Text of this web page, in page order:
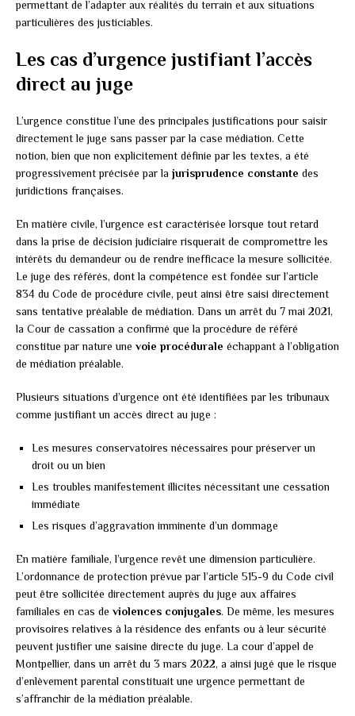
permettant de l’adapter aux réalités du terrain et aux situations
particulières des justiciables.
Les cas d’urgence justifiant l’accès
direct au juge
L’urgence constitue l’une des principales justifications pour saisir
directement le juge sans passer par la case médiation. Cette
notion, bien que non explicitement définie par les textes, a été
progressivement précisée par la jurisprudence constante des
juridictions françaises.
En matière civile, l’urgence est caractérisée lorsque tout retard
dans la prise de décision judiciaire risquerait de compromettre les
intérêts du demandeur ou de rendre inefficace la mesure sollicitée.
Le juge des référés, dont la compétence est fondée sur l’article
834 du Code de procédure civile, peut ainsi être saisi directement
sans tentative préalable de médiation. Dans un arrêt du 7 mai 2021,
la Cour de cassation a confirmé que la procédure de référé
constitue par nature une voie procédurale échappant à l’obligation
de médiation préalable.
Plusieurs situations d’urgence ont été identifiées par les tribunaux
comme justifiant un accès direct au juge :
Les mesures conservatoires nécessaires pour préserver un
droit ou un bien
Les troubles manifestement illicites nécessitant une cessation
immédiate
Les risques d’aggravation imminente d’un dommage
En matière familiale, l’urgence revêt une dimension particulière.
L’ordonnance de protection prévue par l’article 515-9 du Code civil
peut être sollicitée directement auprès du juge aux affaires
familiales en cas de violences conjugales. De même, les mesures
provisoires relatives à la résidence des enfants ou à leur sécurité
peuvent justifier une saisine directe du juge. La cour d’appel de
Montpellier, dans un arrêt du 3 mars 2022, a ainsi jugé que le risque
d’enlèvement parental constituait une urgence permettant de
s’affranchir de la médiation préalable.